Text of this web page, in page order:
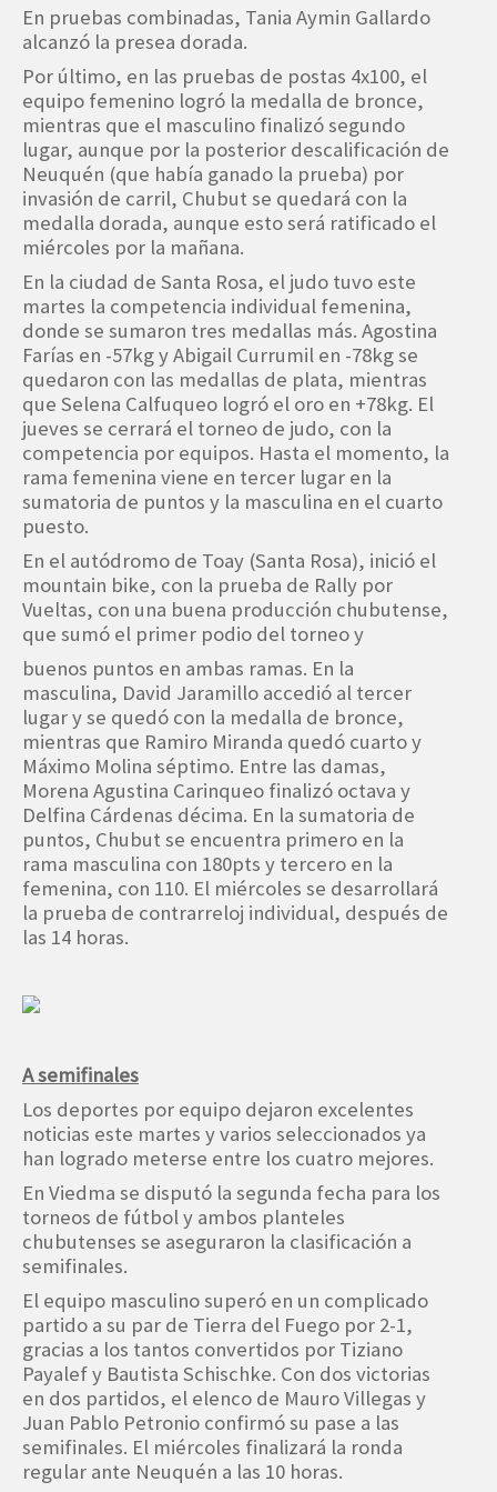
En pruebas combinadas, Tania Aymin Gallardo
alcanzó la presea dorada.
Por último, en las pruebas de postas 4x100, el
equipo femenino logró la medalla de bronce,
mientras que el masculino finalizó segundo
lugar, aunque por la posterior descalificación de
Neuquén (que había ganado la prueba) por
invasión de carril, Chubut se quedará con la
medalla dorada, aunque esto será ratificado el
miércoles por la mañana.
En la ciudad de Santa Rosa, el judo tuvo este
martes la competencia individual femenina,
donde se sumaron tres medallas más. Agostina
Farías en -57kg y Abigail Currumil en -78kg se
quedaron con las medallas de plata, mientras
que Selena Calfuqueo logró el oro en +78kg. El
jueves se cerrará el torneo de judo, con la
competencia por equipos. Hasta el momento, la
rama femenina viene en tercer lugar en la
sumatoria de puntos y la masculina en el cuarto
puesto.
En el autódromo de Toay (Santa Rosa), inició el
mountain bike, con la prueba de Rally por
Vueltas, con una buena producción chubutense,
que sumó el primer podio del torneo y
buenos puntos en ambas ramas. En la
masculina, David Jaramillo accedió al tercer
lugar y se quedó con la medalla de bronce,
mientras que Ramiro Miranda quedó cuarto y
Máximo Molina séptimo. Entre las damas,
Morena Agustina Carinqueo finalizó octava y
Delfina Cárdenas décima. En la sumatoria de
puntos, Chubut se encuentra primero en la
rama masculina con 180pts y tercero en la
femenina, con 110. El miércoles se desarrollará
la prueba de contrarreloj individual, después de
las 14 horas.
A semifinales
Los deportes por equipo dejaron excelentes
noticias este martes y varios seleccionados ya
han logrado meterse entre los cuatro mejores.
En Viedma se disputó la segunda fecha para los
torneos de fútbol y ambos planteles
chubutenses se aseguraron la clasificación a
semifinales.
El equipo masculino superó en un complicado
partido a su par de Tierra del Fuego por 2-1,
gracias a los tantos convertidos por Tiziano
Payalef y Bautista Schischke. Con dos victorias
en dos partidos, el elenco de Mauro Villegas y
Juan Pablo Petronio confirmó su pase a las
semifinales. El miércoles finalizará la ronda
regular ante Neuquén a las 10 horas.